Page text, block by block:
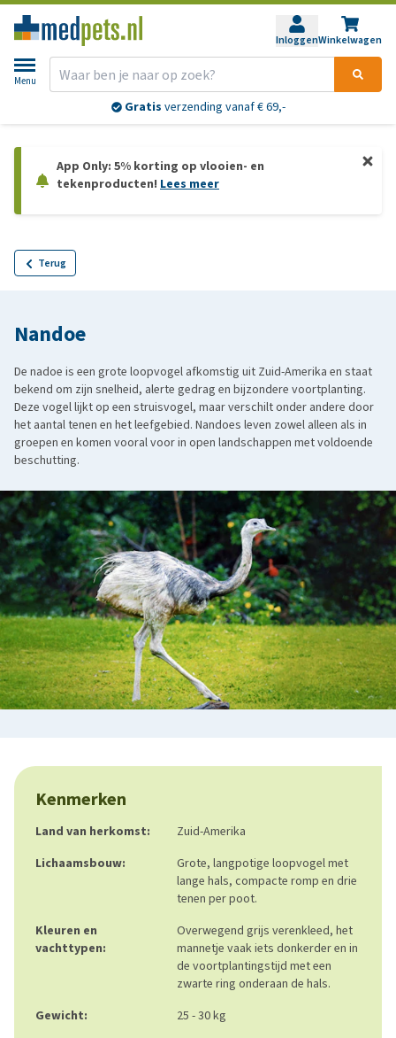
InloggenWinkelwagen
Menu
Gratis verzending vanaf € 69,-
App Only: 5% korting op vlooien- en
tekenproducten! Lees meer
Terug
Nandoe
De nadoe is een grote loopvogel afkomstig uit Zuid-Amerika en staat
bekend om zijn snelheid, alerte gedrag en bijzondere voortplanting.
Deze vogel lijkt op een struisvogel, maar verschilt onder andere door
het aantal tenen en het leefgebied. Nandoes leven zowel alleen als in
groepen en komen vooral voor in open landschappen met voldoende
beschutting.
Kenmerken
Land van herkomst:
Zuid-Amerika
Lichaamsbouw:
Grote, langpotige loopvogel met
lange hals, compacte romp en drie
tenen per poot.
Kleuren en
vachttypen:
Overwegend grijs verenkleed, het
mannetje vaak iets donkerder en in
de voortplantingstijd met een
zwarte ring onderaan de hals.
Gewicht:
25 - 30 kg